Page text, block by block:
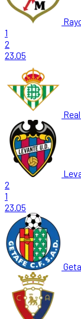
1
2
23.05
2
1
23.05